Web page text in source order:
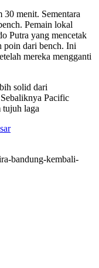
menit. Sementara
Pemain lokal
Putra yang mencetak
poin dari bench. Ini
mereka mengganti
solid dari
Pacific
tujuh laga
bandung-kembali-